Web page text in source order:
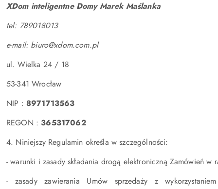
XDom inteligentne Domy Marek Maślanka
tel: 789018013
e-mail: biuro@xdom.com.pl
ul. Wielka 24 / 18
53-341 Wrocław
NIP : 8971713563
REGON : 365317062
4. Niniejszy Regulamin określa w szczególności:
- warunki i zasady składania drogą elektroniczną Zamówień w
- zasady zawierania Umów sprzedaży z